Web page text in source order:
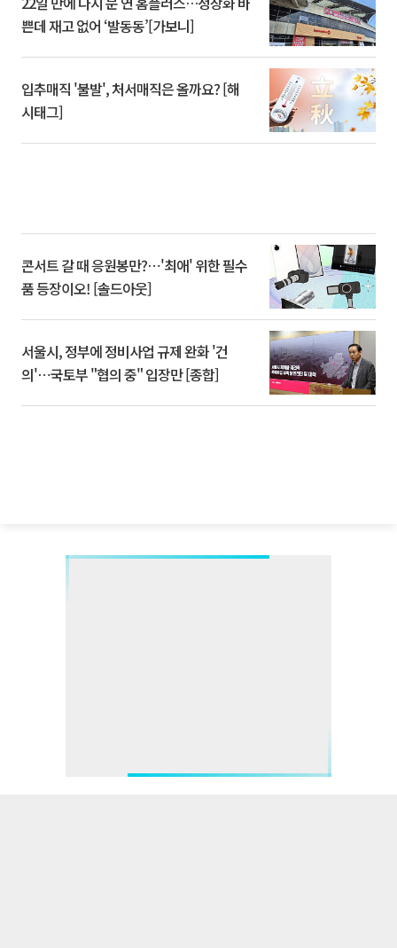
쁜데 재고 없어 ‘발동동’[가보니]
입추매직 '불발', 처서매직은 올까요? [해
시태그]
콘서트 갈 때 응원봉만?⋯'최애' 위한 필수
품 등장이오! [솔드아웃]
서울시, 정부에 정비사업 규제 완화 '건
의'⋯국토부 "협의 중" 입장만 [종합]